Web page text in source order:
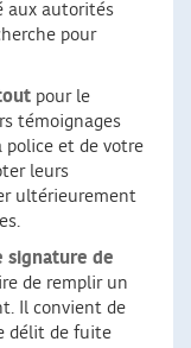
aux autorités
pour
pour le
témoignages
police et de votre
leurs
ultérieurement
signature de
de remplir un
Il convient de
délit de fuite